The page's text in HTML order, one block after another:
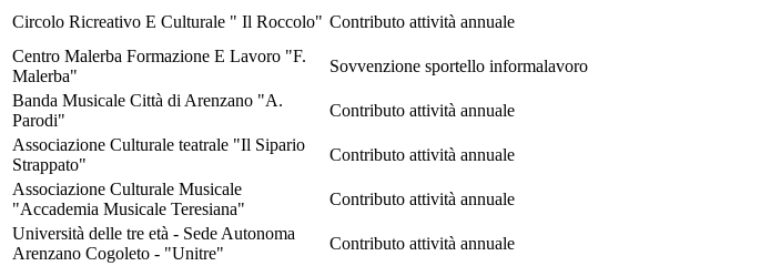
Circolo Ricreativo E Culturale " Il Roccolo" Contributo attività annuale
Centro Malerba Formazione E Lavoro "F.
Malerba"
Sovvenzione sportello informalavoro
Banda Musicale Città di Arenzano "A.
Parodi"
Contributo attività annuale
Associazione Culturale teatrale "Il Sipario
Strappato"
Contributo attività annuale
Associazione Culturale Musicale
"Accademia Musicale Teresiana"
Contributo attività annuale
Università delle tre età - Sede Autonoma
Arenzano Cogoleto - "Unitre"
Contributo attività annuale